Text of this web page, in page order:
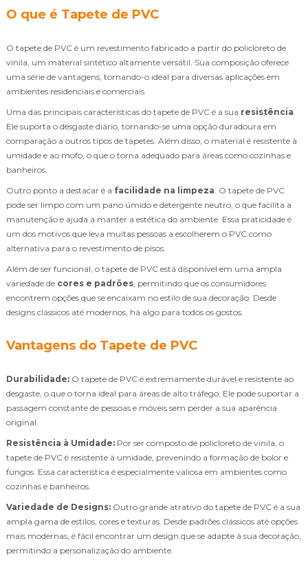
O que é Tapete de PVC
O tapete de PVC é um revestimento fabricado a partir do policloreto de
vinila, um material sintético altamente versátil. Sua composição oferece
uma série de vantagens, tornando-o ideal para diversas aplicações em
ambientes residenciais e comerciais.
Uma das principais características do tapete de PVC é a sua resistência.
Ele suporta o desgaste diário, tornando-se uma opção duradoura em
comparação a outros tipos de tapetes. Além disso, o material é resistente à
umidade e ao mofo, o que o torna adequado para áreas como cozinhas e
banheiros.
Outro ponto a destacar é a facilidade na limpeza. O tapete de PVC
pode ser limpo com um pano úmido e detergente neutro, o que facilita a
manutenção e ajuda a manter a estética do ambiente. Essa praticidade é
um dos motivos que leva muitas pessoas a escolherem o PVC como
alternativa para o revestimento de pisos.
Além de ser funcional, o tapete de PVC está disponível em uma ampla
variedade de cores e padrões, permitindo que os consumidores
encontrem opções que se encaixam no estilo de sua decoração. Desde
designs clássicos até modernos, há algo para todos os gostos.
Vantagens do Tapete de PVC
Durabilidade: O tapete de PVC é extremamente durável e resistente ao
desgaste, o que o torna ideal para áreas de alto tráfego. Ele pode suportar a
passagem constante de pessoas e móveis sem perder a sua aparência
original.
Resistência à Umidade: Por ser composto de policloreto de vinila, o
tapete de PVC é resistente à umidade, prevenindo a formação de bolor e
fungos. Essa característica é especialmente valiosa em ambientes como
cozinhas e banheiros.
Variedade de Designs: Outro grande atrativo do tapete de PVC é a sua
ampla gama de estilos, cores e texturas. Desde padrões clássicos até opções
mais modernas, é fácil encontrar um design que se adapte à sua decoração,
permitindo a personalização do ambiente.